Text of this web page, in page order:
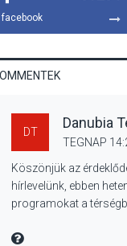
miért
lesz
facebook
DT
Danubia
TEGNAP
Köszönjük az
hírlevelünk, ebben
programokat a
Üdvözlettel: a Danubia
MIRE MONDTA